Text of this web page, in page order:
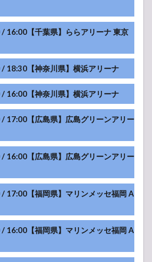
【千葉県】ららアリーナ 東京
18:30【神奈川県】横浜アリーナ
16:00【神奈川県】横浜アリーナ
【広島県】広島グリーンアリー
【広島県】広島グリーンアリー
【福岡県】マリンメッセ福岡 A
【福岡県】マリンメッセ福岡 A